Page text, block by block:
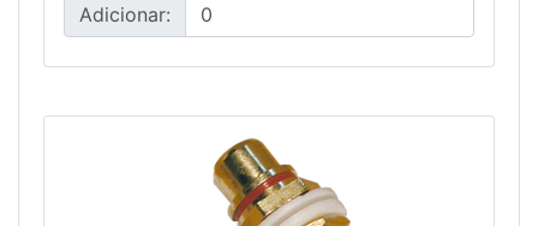
Adicionar: